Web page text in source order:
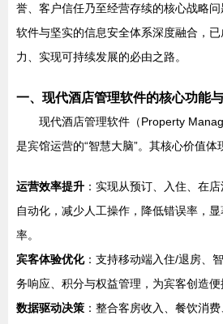
誉、客户信任乃至经营存续的核心战略
软件与坚实的信息安全体系深度融合，
力、实现可持续发展的必由之路。
一、现代酒店管理软件的核心功能
现代酒店管理软件（Property
是宾馆运营的“智慧大脑”。其核心价值体
运营效率提升 ：实现从预订、入住、在
自动化，减少人工操作，降低错误率，
率。
宾客体验优化：支持移动端入住/退房、
务响应、积分与权益管理，为宾客创造便
数据驱动决策 ：整合客房收入、餐饮消